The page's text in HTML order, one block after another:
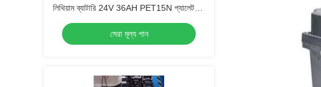
লিথিয়াম ব্যাটারি 24V 36AH PET15N প্যালেট
ফর্কলিফ্টের জন্য
সেরা মূল্য পান